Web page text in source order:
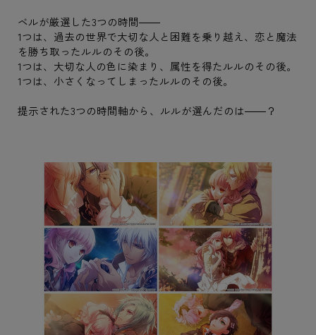
ベルが厳選した3つの時間――
1つは、過去の世界で大切な人と困難を乗り越え、恋と魔法
を勝ち取ったルルのその後。
1つは、大切な人の色に染まり、属性を得たルルのその後。
1つは、小さくなってしまったルルのその後。
提示された3つの時間軸から、ルルが選んだのは――？